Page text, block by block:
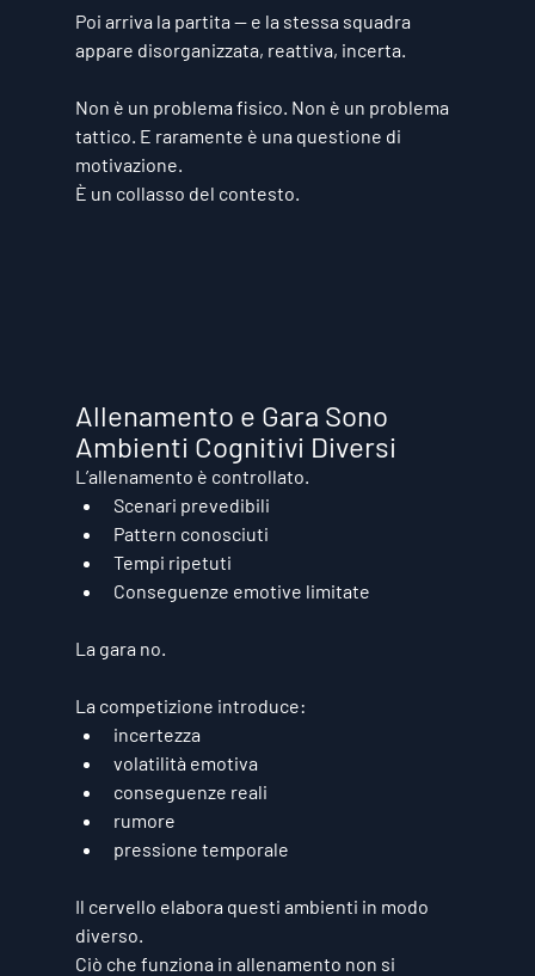
Poi arriva la partita — e la stessa squadra
appare disorganizzata, reattiva, incerta.
Non è un problema fisico. Non è un problema
tattico. E raramente è una questione di
motivazione.
È un collasso del contesto.
Allenamento e Gara Sono
Ambienti Cognitivi Diversi
L’allenamento è controllato.
Scenari prevedibili
Pattern conosciuti
Tempi ripetuti
Conseguenze emotive limitate
La gara no.
La competizione introduce:
incertezza
volatilità emotiva
conseguenze reali
rumore
pressione temporale
Il cervello elabora questi ambienti in modo
diverso.
Ciò che funziona in allenamento non si